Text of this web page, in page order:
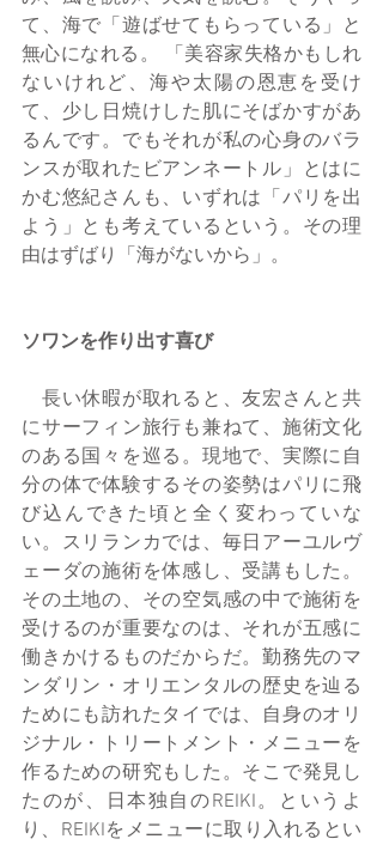
て、海で「遊ばせてもらっている」と
無心になれる。 「美容家失格かもしれ
ないけれど、海や太陽の恩恵を受け
て、少し日焼けした肌にそばかすがあ
るんです。でもそれが私の心身のバラ
ンスが取れたビアンネートル」とはに
かむ悠紀さんも、いずれは「パリを出
よう」とも考えているという。その理
由はずばり「海がないから」。
ソワンを作り出す喜び
長い休暇が取れると、友宏さんと共
にサーフィン旅行も兼ねて、施術文化
のある国々を巡る。現地で、実際に自
分の体で体験するその姿勢はパリに飛
び込んできた頃と全く変わっていな
い。スリランカでは、毎日アーユルヴ
ェーダの施術を体感し、受講もした。
その土地の、その空気感の中で施術を
受けるのが重要なのは、それが五感に
働きかけるものだからだ。勤務先のマ
ンダリン・オリエンタルの歴史を辿る
ためにも訪れたタイでは、自身のオリ
ジナル・トリートメント・メニューを
作るための研究もした。そこで発見し
たのが、日本独自のREIKI。というよ
り、REIKIをメニューに取り入れるとい